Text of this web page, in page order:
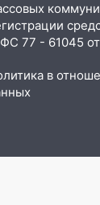
77 - 61045 от
в